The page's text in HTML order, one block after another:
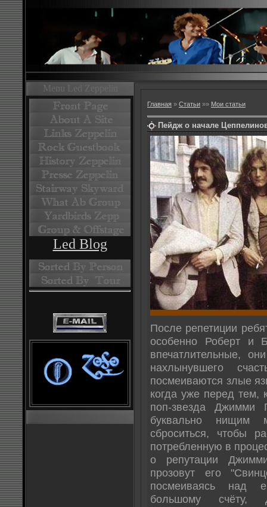
Menu Led Zeppelin
Led Blog
Главная » Статьи »» Мои статьи
Пейдж о начале
После репетиции
особенно Роберт и
впечатлительные,
нахлынувшего
посмеиваются злые
когда уже перед тем,
поп-звезда Джимми
буквально нищим
сброситься, чтобы
потребленную в
о репутации
прозовут его
посмеиваясь над
большому счёту,